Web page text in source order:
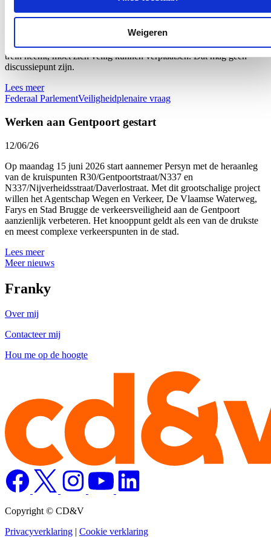
Weigeren
Tijdens de plenaire vergadering van de Kamer bracht ik de
Recente incidenten tonen aan dat stationsomgevingen nog te vaak
geconfronteerd worden met geweld, overlast en criminaliteit. Wie de
trein neemt, moet zich veilig kunnen verplaatsen. Dat mag geen
discussiepunt zijn.
Lees meer
Federaal ParlementVeiligheidplenaire vraag
Werken aan Gentpoort gestart
12/06/26
Op maandag 15 juni 2026 start aannemer Persyn met de heraanleg
van de kruispunten R30/Gentpoortstraat/N337 en
N337/Nijverheidsstraat/Daverlostraat. Met dit grootschalige project
willen het Agentschap Wegen en Verkeer, De Vlaamse Waterweg,
Farys en Stad Brugge de verkeersveiligheid aan de Gentpoort
aanzienlijk verbeteren. Het knooppunt geldt als een van de drukste
en meest complexe verkeerspunten in de stad.
Lees meer
Meer nieuws
Franky
Over mij
Contacteer mij
Hou me op de hoogte
Copyright © CD&V
Privacyverklaring | Cookie verklaring